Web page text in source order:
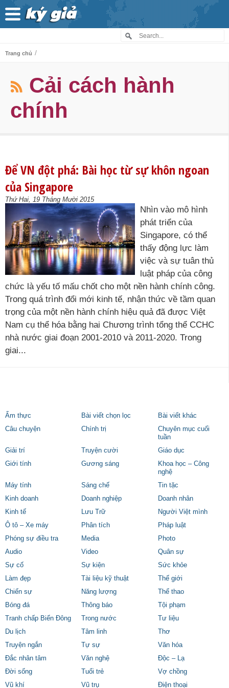
Trang chủ /
Cải cách hành
chính
Để VN đột phá: Bài học từ sự khôn ngoan
của Singapore
Thứ Hai, 19 Tháng Mười 2015
Nhìn vào mô hình
phát triển của
Singapore, có thể
thấy động lực làm
việc và sự tuân thủ
luật pháp của công
chức là yếu tố mấu chốt cho một nền hành chính công.
Trong quá trình đổi mới kinh tế, nhận thức về tầm quan
trọng của một nền hành chính hiệu quả đã được Việt
Nam cụ thể hóa bằng hai Chương trình tổng thể CCHC
nhà nước giai đoạn 2001-2010 và 2011-2020. Trong
giai...
Ẩm thực Bài viết chọn lọc
Bài viết khác
Câu chuyện
Chính trị
Chuyên mục cuối
tuần
Giải trí
Truyện cười
Giáo dục
Giới tính
Gương sáng
Khoa học – Công
nghệ
Máy tính
Sáng chế
Tin tặc
Kinh doanh
Doanh nghiệp
Doanh nhân
Kinh tế
Lưu Trữ
Người Việt mình
Ô tô – Xe máy
Phân tích
Pháp luật
Phóng sự điều tra
Media
Photo
Audio
Video
Quân sự
Sự cố
Sự kiện
Sức khỏe
Làm đẹp
Tài liệu kỹ thuật
Thế giới
Chiến sự
Năng lượng
Thể thao
Bóng đá
Thông báo
Tội phạm
Tranh chấp Biển Đông
Trong nước
Tư liệu
Du lịch
Tâm linh
Thơ
Truyện ngắn
Tự sự
Văn hóa
Đắc nhân tâm
Văn nghệ
Độc – Lạ
Đời sống
Tuổi trẻ
Vợ chồng
Vũ khí
Vũ trụ Điện thoại